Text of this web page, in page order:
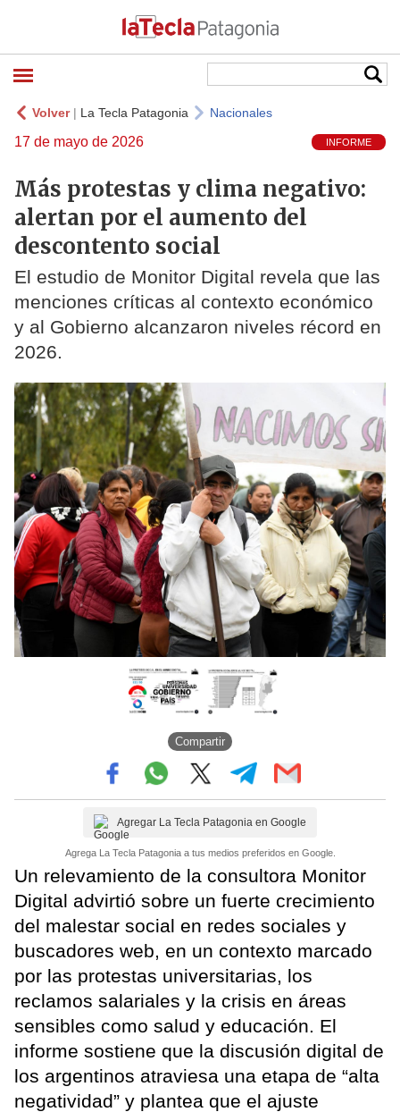
Volver| La Tecla Patagonia Nacionales
17 de mayo de 2026 INFORME
Más protestas y clima negativo:
alertan por el aumento del
descontento social
El estudio de Monitor Digital revela que las
menciones críticas al contexto económico
y al Gobierno alcanzaron niveles récord en
2026.
Compartir
Agregar La Tecla Patagonia en Google
Agrega La Tecla Patagonia a tus medios preferidos en Google.
Un relevamiento de la consultora Monitor
Digital advirtió sobre un fuerte crecimiento
del malestar social en redes sociales y
buscadores web, en un contexto marcado
por las protestas universitarias, los
reclamos salariales y la crisis en áreas
sensibles como salud y educación. El
informe sostiene que la discusión digital de
los argentinos atraviesa una etapa de “alta
negatividad” y plantea que el ajuste